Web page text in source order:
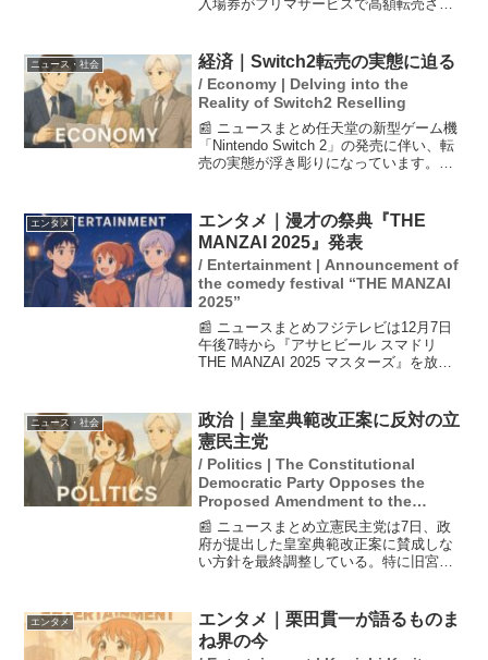
入場券がフリマサービスで高額転売され
転売行為は物議を醸しており、住友グル
ープの担当者は「極...
ニュース・社会 経済｜Switch2転売の実態に迫る
/ Economy | Delving into the
Reality of Switch2 Reselling
📰 ニュースまとめ任天堂の新型ゲーム機
「Nintendo Switch 2」の発売に伴い、転
売の実態が浮き彫りになっています。取
業者に持ち込む方法を紹介しました。ま
た、...
エンタメ
エンタメ｜漫才の祭典『THE
MANZAI 2025』発表
/ Entertainment | Announcement of
the comedy festival “THE MANZAI
2025”
📰 ニュースまとめフジテレビは12月7日
午後7時から『アサヒビール スマドリ
THE MANZAI 2025 マスターズ』を放送
ます。また、お笑いコンビ・ザ・ぼんち
が...
ニュース・社会
政治｜皇室典範改正案に反対の立
憲民主党
/ Politics | The Constitutional
Democratic Party Opposes the
Proposed Amendment to the
Imperial Household Law
📰 ニュースまとめ立憲民主党は7日、政
府が提出した皇室典範改正案に賛成しな
い方針を最終調整している。特に旧宮家
と判断している。8日の常任幹事会で正式
に決定される見込みで...
エンタメ
エンタメ｜栗田貫一が語るものま
ね界の今